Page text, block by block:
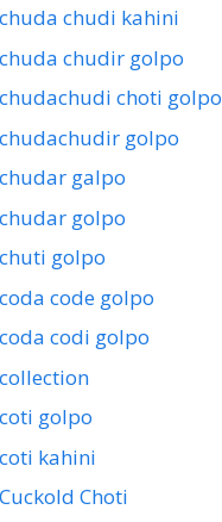
chudi kahini
chudir golpo
choti golpo
golpo
galpo
golpo
golpo
code golpo
codi golpo
golpo
kahini
Choti